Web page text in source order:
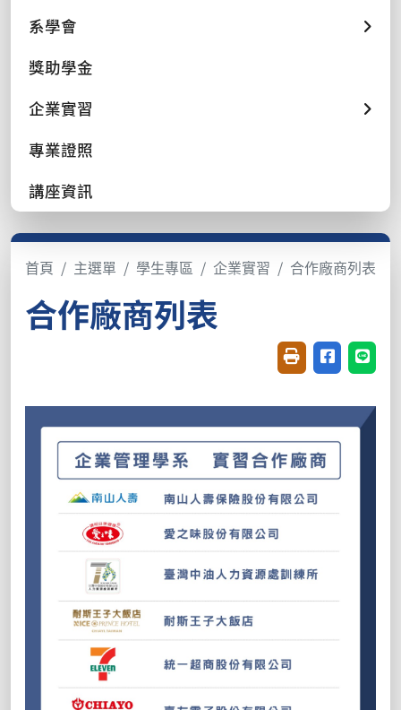
系學會
獎助學金
企業實習
專業證照
講座資訊
首頁 主選單 學生專區 企業實習 合作廠商列表
合作廠商列表
友善列印(開新視
分享至臉書
分享